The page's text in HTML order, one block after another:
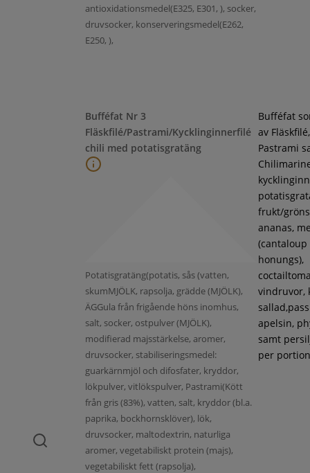
antioxidationsmedel(E325, E301, ), socker,
druvsocker, konserveringsmedel(E262,
E250, ),
Bufféfat Nr 3
Fläskfilé/Pastrami/Kycklinginnerfilé
chili med potatisgratäng
Potatisgratäng(potatis, sås (vatten,
skumMJÖLK, rapsolja, grädde (MJÖLK),
ÄGGula från frigående höns inomhus,
salt, socker, ostpulver (MJÖLK),
modifierad majsstärkelse, aromer,
druvsocker, stabiliseringsmedel:
guarkärnmjöl och difosfater, kryddor,
lökpulver, vitlökspulver, Pastrami(Kött
från gris (83%), vatten, salt, kryddor (bl.a.
paprika, bockhornsklöver), lök,
druvsocker, maltodextrin, naturliga
aromer, vegetabiliskt protein (majs),
vegetabiliskt fett (rapsolja),
Bufféfat
av Fläskfilé,
Pastrami
frukt/
ananas,
(cantaloup
honungs),
vindruvor,
apelsin,
samt
per